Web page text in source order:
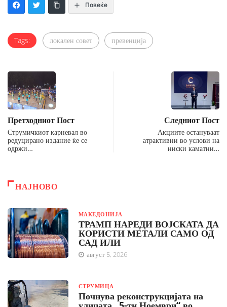
Повеќе
Tags: локален совет превенција
Претходниот Пост
Струмичкиот карневал во
редуцирано издание ќе се
одржи…
Следниот Пост
Акциите остануваат
атрактивни во услови на
ниски каматни…
НАЈНОВО
МАКЕДОНИЈА
ТРАМП НАРЕДИ ВОЈСКАТА ДА
КОРИСТИ МЕТАЛИ САМО ОД
САД ИЛИ
август 5, 2026
СТРУМИЦА
Почнува реконструкцијата на